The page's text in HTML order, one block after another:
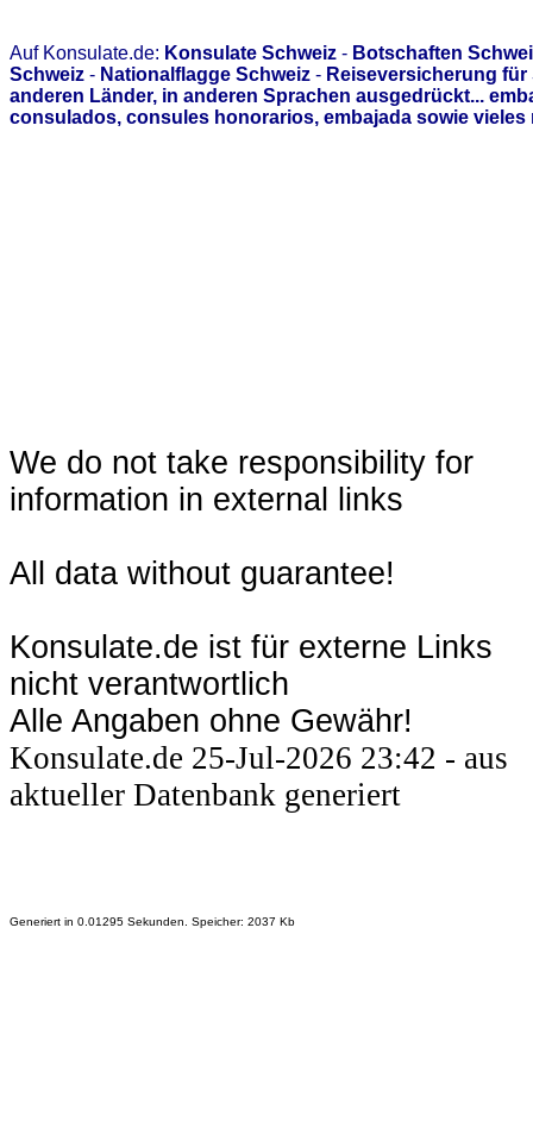
Auf Konsulate.de: Konsulate Schweiz - Botschaften
Schweiz - Nationalflagge Schweiz - Reiseversicherung für
anderen Länder, in anderen Sprachen ausgedrückt...
consulados, consules honorarios, embajada sowie vieles
We do not take responsibility for
information in external links
All data without guarantee!
Konsulate.de ist für externe Links
nicht verantwortlich
Alle Angaben ohne Gewähr!
Konsulate.de 25-Jul-2026 23:42 - aus
aktueller Datenbank generiert
Generiert in 0.01295 Sekunden. Speicher: 2037 Kb